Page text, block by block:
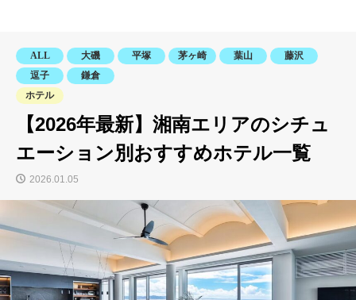
ALL 大磯 平塚 茅ヶ崎 葉山
藤沢
逗子
鎌倉
ホテル
【2026年最新】湘南エリアのシチュ
エーション別おすすめホテル一覧
2026.01.05